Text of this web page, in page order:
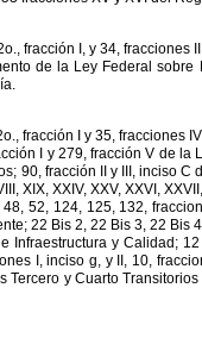
fracción I, y 34, fracciones
de la Ley Federal sobre
fracción y 35, fracciones IV
y 279, fracción V de la
90, fracción y III, inciso C
XIX, XXIV, XXV, XXVI, XXVII,
48, 52, 124, 125, 132,
22 Bis 2, 22 Bis 3, 22 Bis
Infraestructura y Calidad; 12
I, inciso g, y II, 10,
Tercero y Cuarto Transitorios